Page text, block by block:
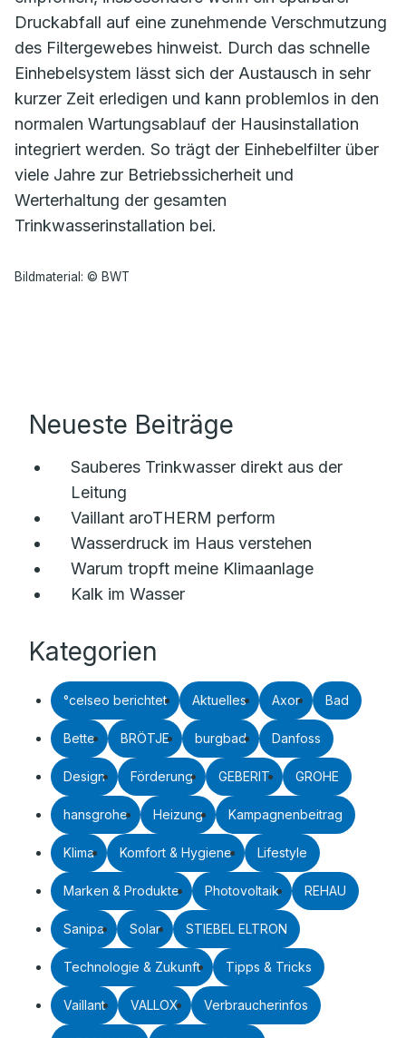
Druckabfall auf eine zunehmende Verschmutzung
des Filtergewebes hinweist. Durch das schnelle
Einhebelsystem lässt sich der Austausch in sehr
kurzer Zeit erledigen und kann problemlos in den
normalen Wartungsablauf der Hausinstallation
integriert werden. So trägt der Einhebelfilter über
viele Jahre zur Betriebssicherheit und
Werterhaltung der gesamten
Trinkwasserinstallation bei.
Bildmaterial: © BWT
Neueste Beiträge
Sauberes Trinkwasser direkt aus der
Leitung
Vaillant aroTHERM perform
Wasserdruck im Haus verstehen
Warum tropft meine Klimaanlage
Kalk im Wasser
Kategorien
°celseo berichtet Aktuelles Axor Bad
Bette BRÖTJE burgbad Danfoss
Design Förderung GEBERIT GROHE
hansgrohe Heizung Kampagnenbeitrag
Klima Komfort & Hygiene Lifestyle
Marken & Produkte Photovoltaik REHAU
Sanipa Solar STIEBEL ELTRON
Technologie & Zukunft Tipps & Tricks
Vaillant VALLOX Verbraucherinfos